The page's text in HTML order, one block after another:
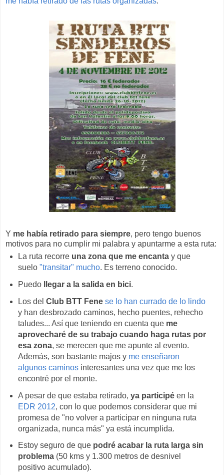
Y me había retirado para siempre, pero tengo buenos
motivos para no cumplir mi palabra y apuntarme a esta ruta:
La ruta recorre una zona que me encantay que
suelo "transitar" mucho. Es terreno conocido.
Puedo
llegar a la salida en bici.
Los del Club BTT Fene se lo han currado de lo lindo
y han desbrozado caminos, hecho puentes, rehecho
taludes... Así que teniendo en cuenta que me
aprovecharé de su trabajo cuando haga rutas por
esa zona, se merecen que me apunte al evento.
Además, son bastante majos y me enseñaron
algunos caminosinteresantes una vez que me los
encontré por el monte.
A pesar de que estaba retirado, ya participéen la
EDR 2012, con lo que podemos considerar que mi
promesa de "no volver a participar en ninguna ruta
organizada, nunca más" ya está incumplida.
Estoy seguro de que podré acabar la ruta larga sin
problema(50 kms y 1.300 metros de desnivel
positivo acumulado).